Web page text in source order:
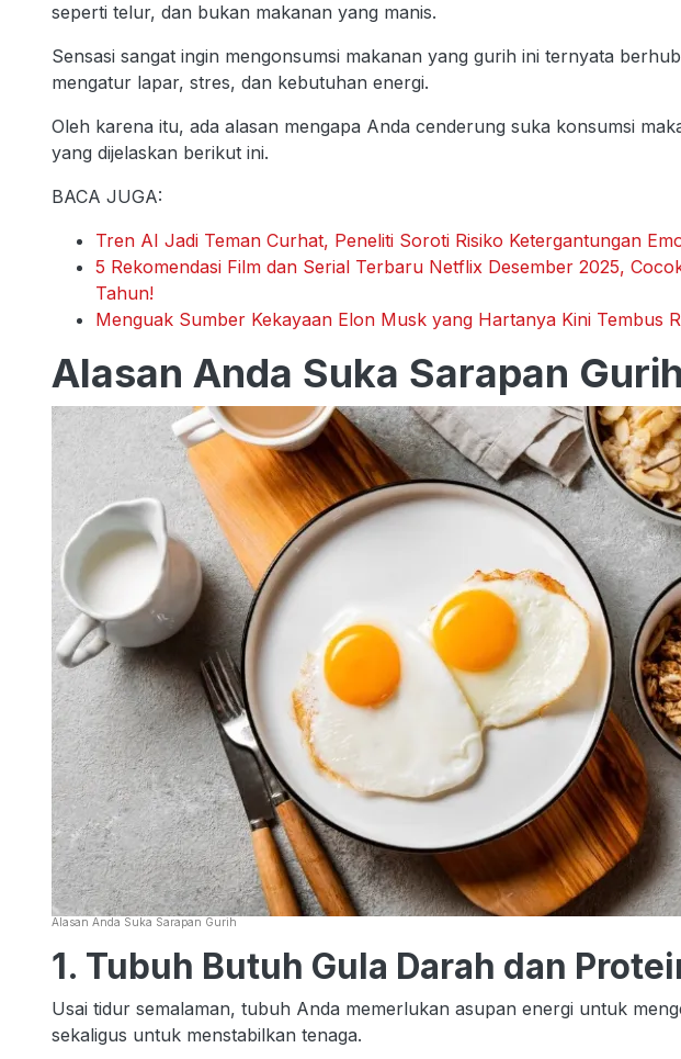
seperti telur, dan bukan makanan yang manis.
Sensasi sangat ingin mengonsumsi makanan yang gurih ini ternyata
mengatur lapar, stres, dan kebutuhan energi.
Oleh karena itu, ada alasan mengapa Anda cenderung suka konsumsi
yang dijelaskan berikut ini.
BACA JUGA:
Tren AI Jadi Teman Curhat, Peneliti Soroti Risiko Ketergantungan
5 Rekomendasi Film dan Serial Terbaru Netflix Desember 2025,
Tahun!
Menguak Sumber Kekayaan Elon Musk yang Hartanya Kini Tembus
Alasan Anda Suka Sarapan Gurih
Alasan Anda Suka Sarapan Gurih
1. Tubuh Butuh Gula Darah dan
Usai tidur semalaman, tubuh Anda memerlukan asupan energi untuk
sekaligus untuk menstabilkan tenaga.